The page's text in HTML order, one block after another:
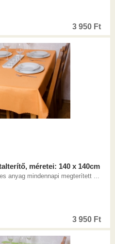
3 950 Ft
méretei: 140 x 140cm
anyag mindennapi megterített ...
3 950 Ft